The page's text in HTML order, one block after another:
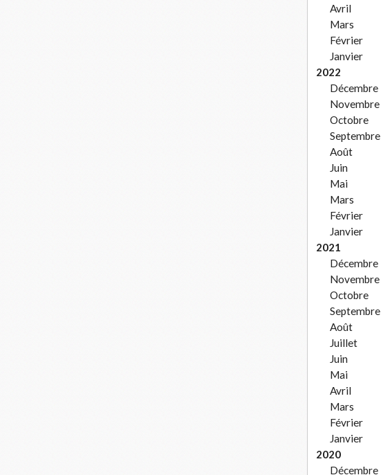
Avril
Mars
Février
Janvier
2022
Décembre
Novembre
Octobre
Septembre
Août
Juin
Mai
Mars
Février
Janvier
2021
Décembre
Novembre
Octobre
Septembre
Août
Juillet
Juin
Mai
Avril
Mars
Février
Janvier
2020
Décembre